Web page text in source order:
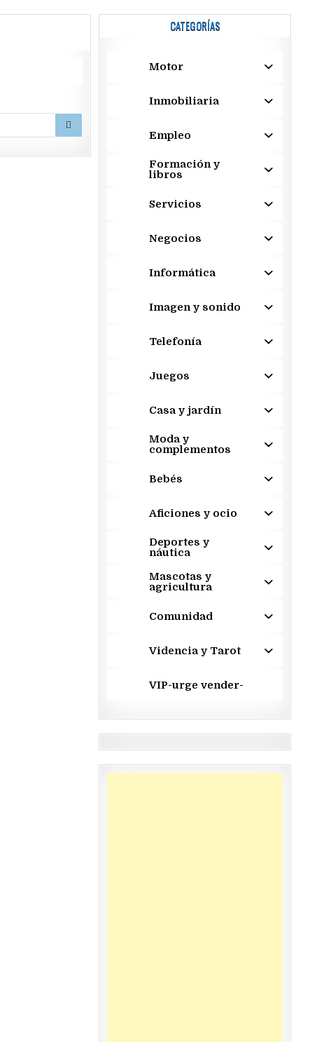
CATEGORÍAS
Motor
Inmobiliaria
Empleo
Formación y
libros
Servicios
Negocios
Informática
Imagen y sonido
Telefonía
Juegos
Casa y jardín
Moda y
complementos
Bebés
Aficiones y ocio
Deportes y
náutica
Mascotas y
agricultura
Comunidad
Videncia y Tarot
VIP-urge vender-